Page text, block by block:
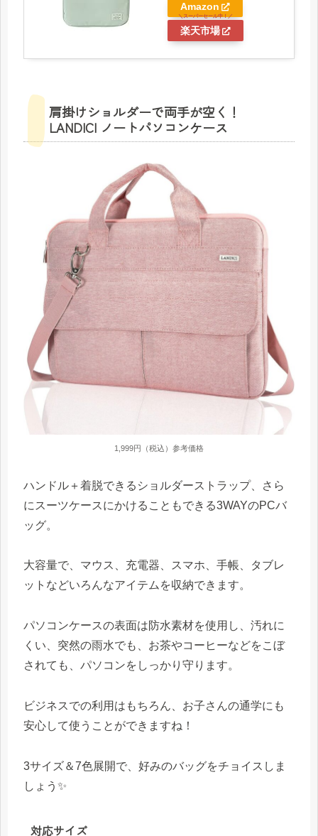
Amazon
楽天市場
肩掛けショルダーで両手が空く！
LANDICI ノートパソコンケース
1,999円（税込）参考価格
ハンドル＋着脱できるショルダーストラップ、さら
にスーツケースにかけることもできる3WAYのPCバ
ッグ。
大容量で、マウス、充電器、スマホ、手帳、タブレ
ットなどいろんなアイテムを収納できます。
パソコンケースの表面は防水素材を使用し、汚れに
くい、突然の雨水でも、お茶やコーヒーなどをこぼ
されても、パソコンをしっかり守ります。
ビジネスでの利用はもちろん、お子さんの通学にも
安心して使うことができますね！
3サイズ＆7色展開で、好みのバッグをチョイスしま
しょう✨
対応サイズ